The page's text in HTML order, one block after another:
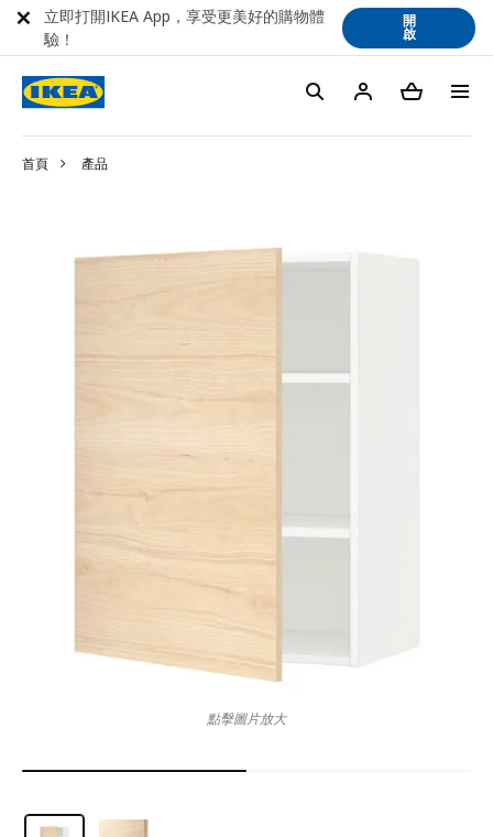
首頁 產品
點擊圖片放大
立即打開IKEA App，享受更美好的購物體
驗！
開
啟